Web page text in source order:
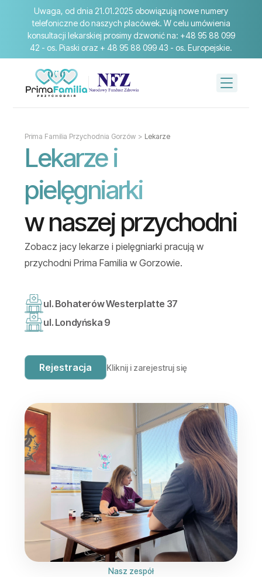
Uwaga, od dnia 21.01.2025 obowiązują nowe numery
telefoniczne do naszych placówek. W celu umówienia
konsultacji lekarskiej prosimy dzwonić na: +48 95 88 099
42 - os. Piaski oraz + 48 95 88 099 43 - os. Europejskie.
Prima Familia Przychodnia Gorzów > Lekarze
Lekarze i
pielęgniarki
w naszej przychodni
Zobacz jacy lekarze i pielęgniarki pracują w
przychodni Prima Familia w Gorzowie.
ul. Bohaterów Westerplatte 37
ul. Londyńska 9
Rejestracja Kliknij i zarejestruj się
Nasz zespół